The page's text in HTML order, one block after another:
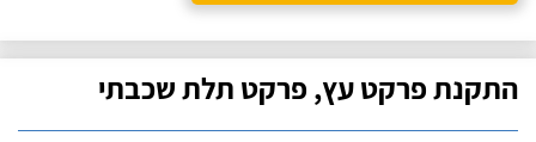
התקנת פרקט עץ, פרקט תלת שכבתי